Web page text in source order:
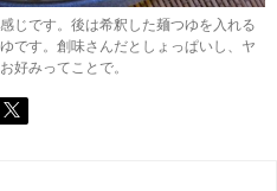
じです。後は希釈した麺つゆを入れる
です。創味さんだとしょっぱいし、ヤ
好みってことで。